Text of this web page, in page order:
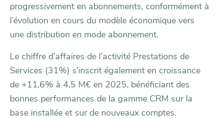
progressivement en abonnements, conformément à
l’évolution en cours du modèle économique vers
une distribution en mode abonnement.
Le chiffre d’affaires de l’activité Prestations de
Services (31%) s’inscrit également en croissance
de +11,6% à 4,5 M€ en 2025, bénéficiant des
bonnes performances de la gamme CRM sur la
base installée et sur de nouveaux comptes.